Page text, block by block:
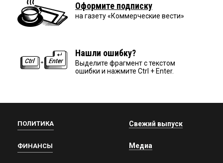
Оформите подписку
на газету «Коммерческие вести»
Нашли ошибку?
Выделите фрагмент с текстом
ошибки и нажмите Ctrl + Enter.
ПОЛИТИКА
ФИНАНСЫ
Свежий выпуск
Медиа